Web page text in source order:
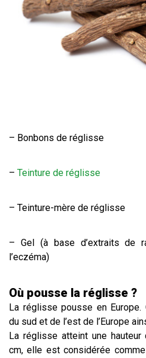
– Bonbons de réglisse
– Teinture de réglisse
– Teinture-mère de réglisse
– Gel (à base d’extraits de
l’eczéma)
Où pousse la réglisse ?
La réglisse pousse en
du sud et de l’est de l’Europe
La réglisse atteint une
cm, elle est considérée comme